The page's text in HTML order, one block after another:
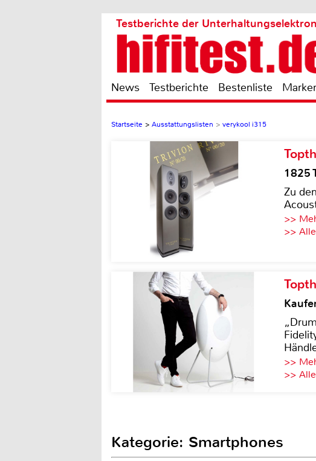
Testberichte der
News Testberichte Bestenliste
Startseite > Ausstattungslisten > verykool i315
1825
Zu
>>
>>
>>
>>
Kategorie: Smartphones